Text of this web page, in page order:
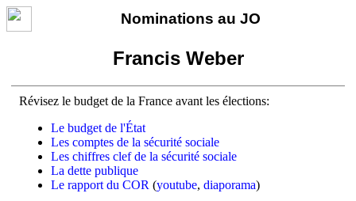
Nominations au JO
Francis Weber
Révisez le budget de la France avant les élections:
Le budget de l'État
Les comptes de la sécurité sociale
Les chiffres clef de la sécurité sociale
La dette publique
Le rapport du COR (youtube, diaporama)